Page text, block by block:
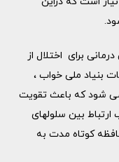
برای اختلال از
بنیاد ملی خواب ،
می شود که باعث تقویت
بین سلولهای
کوتاه مدت به